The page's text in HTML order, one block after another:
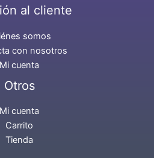
al cliente
somos
con nosotros
Mi cuenta
Otros
Mi cuenta
Carrito
Tienda